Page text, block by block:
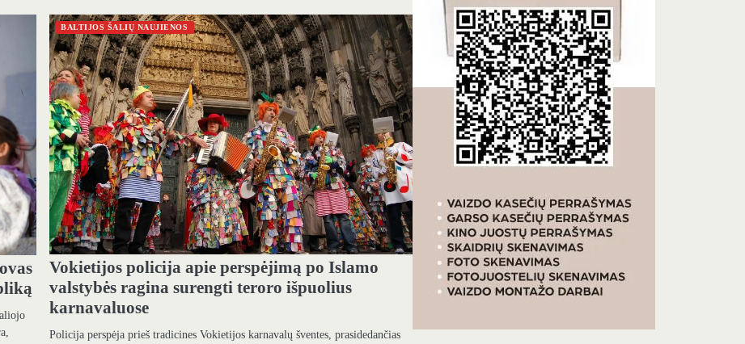
BALTIJOS ŠALIŲ NAUJIENOS
Vokietijos policija apie perspėjimą po Islamo
valstybės ragina surengti teroro išpuolius
karnavaluose
Policija perspėja prieš tradicines Vokietijos karnavalų šventes, prasidedančias